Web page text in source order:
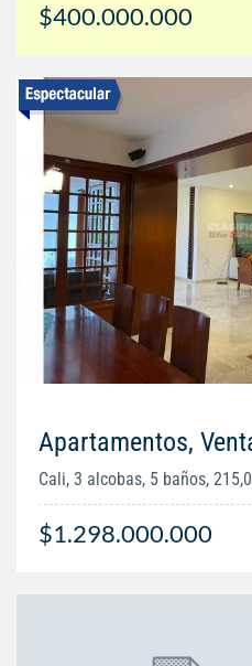
$400.000.000
Apartamentos,
Cali, 3 alcobas, 5 baños,
$1.298.000.000